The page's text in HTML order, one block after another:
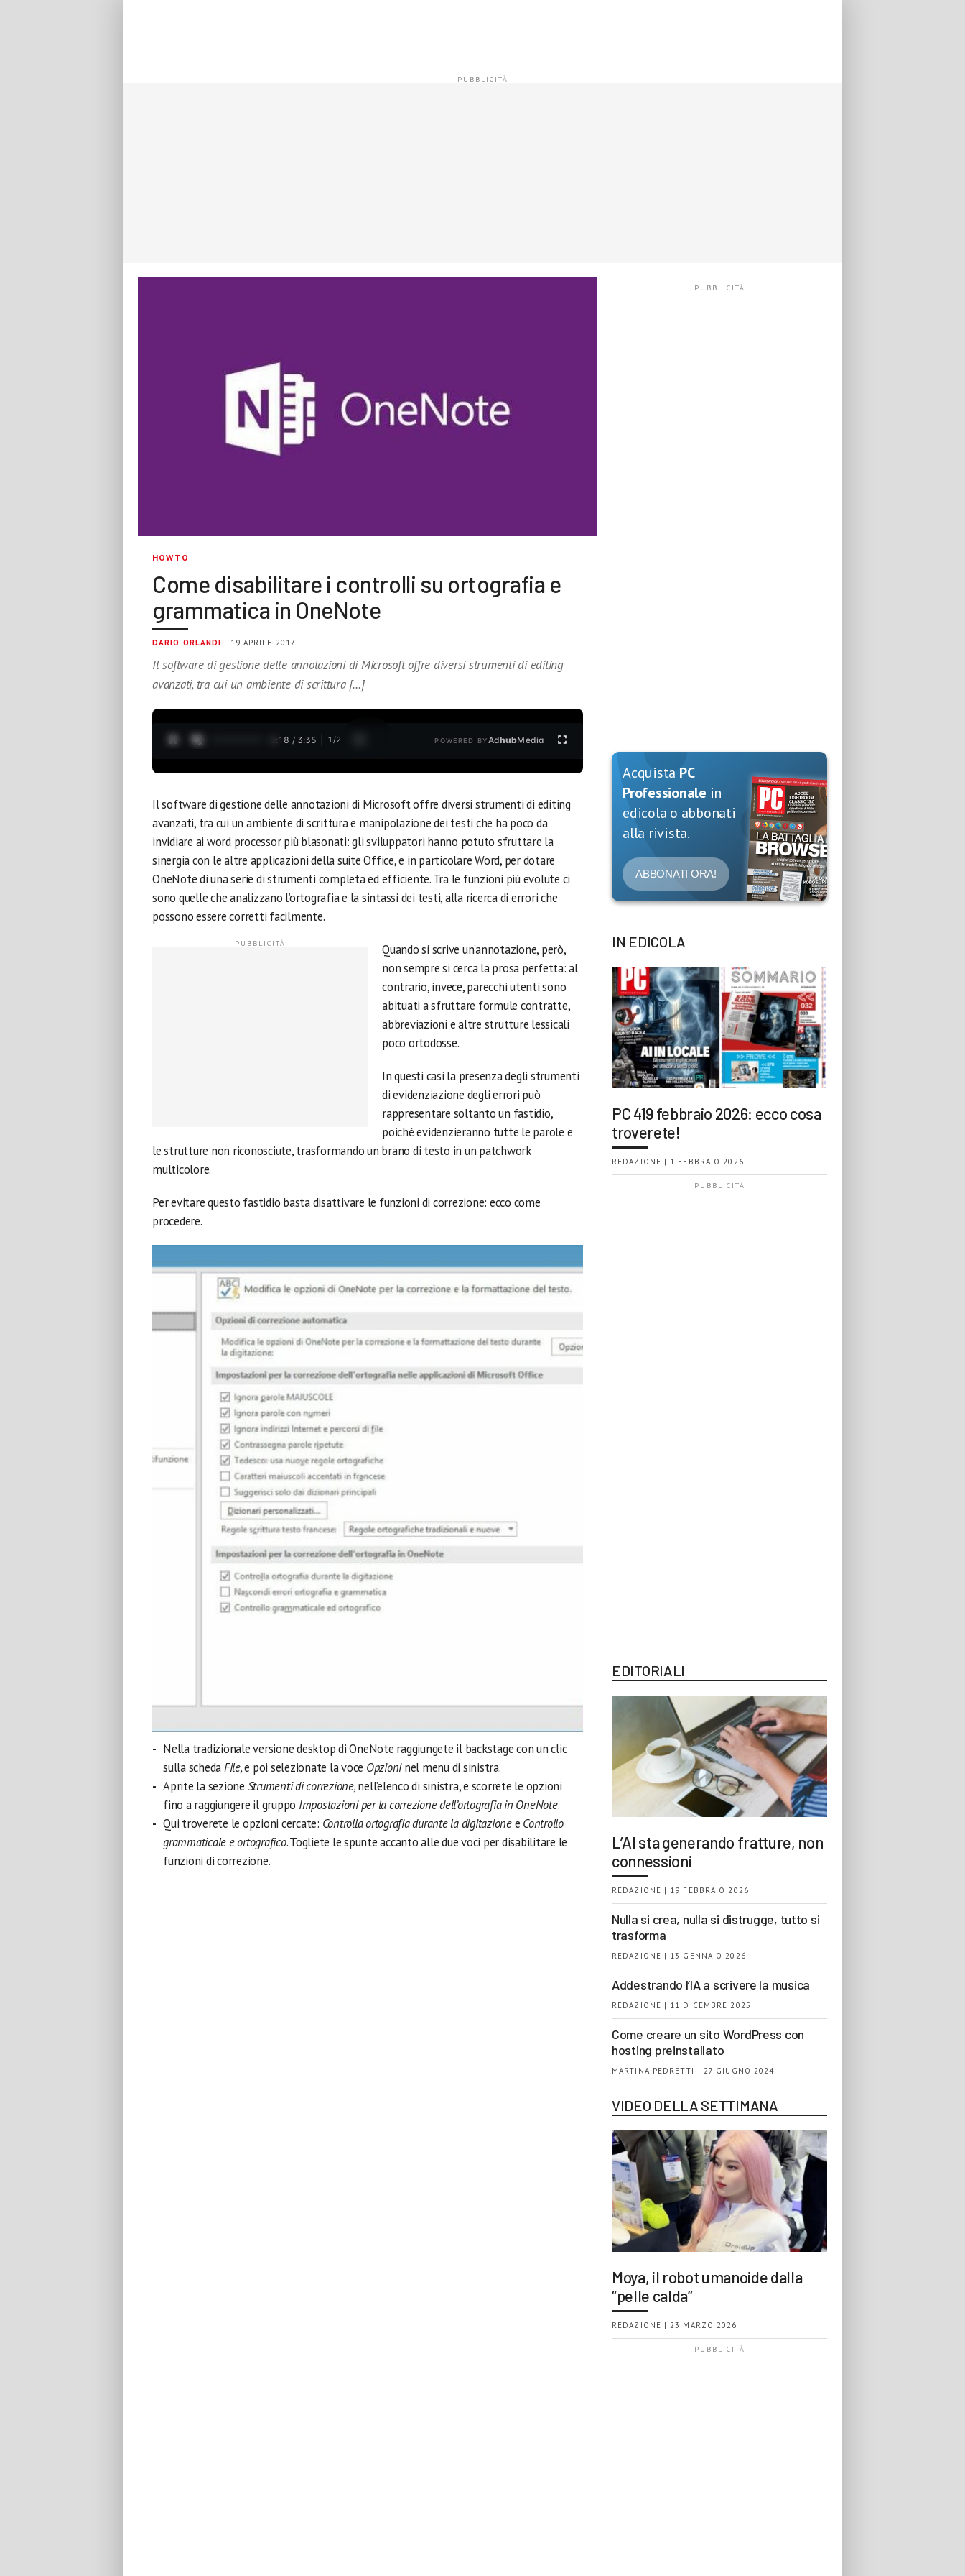
HOWTO
Come disabilitare i controlli su ortografia e
grammatica in OneNote
DARIO ORLANDI | 19 APRILE 2017
Il software di gestione delle annotazioni di Microsoft offre diversi strumenti di editing
avanzati, tra cui un ambiente di scrittura […]
0:19 / 3:35 1 /2 POWERED BYAdhubMedia
Il software di gestione delle annotazioni di Microsoft offre diversi strumenti di editing
avanzati, tra cui un ambiente di scrittura e manipolazione dei testi che ha poco da
invidiare ai word processor più blasonati: gli sviluppatori hanno potuto sfruttare la
sinergia con le altre applicazioni della suite Office, e in particolare Word, per dotare
OneNote di una serie di strumenti completa ed efficiente. Tra le funzioni più evolute ci
sono quelle che analizzano l’ortografia e la sintassi dei testi, alla ricerca di errori che
possono essere corretti facilmente.
Quando si scrive un’annotazione, però,
non sempre si cerca la prosa perfetta: al
contrario, invece, parecchi utenti sono
abituati a sfruttare formule contratte,
abbreviazioni e altre strutture lessicali
poco ortodosse.
In questi casi la presenza degli strumenti
di evidenziazione degli errori può
rappresentare soltanto un fastidio,
poiché evidenzieranno tutte le parole e
le strutture non riconosciute, trasformando un brano di testo in un patchwork
multicolore.
Per evitare questo fastidio basta disattivare le funzioni di correzione: ecco come
procedere.
Nella tradizionale versione desktop di OneNote raggiungete il backstage con un clic
sulla schedaFile,e poi selezionate la voce Opzioninel menu di sinistra.
Aprite la sezione Strumenti di correzione,nell’elenco di sinistra, e scorrete le opzioni
fino a raggiungere il gruppo Impostazioni per la correzione dell’ortografia in OneNote.
Qui troverete le opzioni cercate: Controlla ortografia durante la digitazionee Controllo
grammaticale e ortografico. Togliete le spunte accanto alle due voci per disabilitare le
funzioni di correzione.
Acquista PC
Professionale in
edicola o abbonati
alla rivista.
ABBONATI ORA!
IN EDICOLA
PC 419 febbraio 2026: ecco cosa
troverete!
REDAZIONE | 1 FEBBRAIO 2026
EDITORIALI
L’AI sta generando fratture, non
connessioni
REDAZIONE | 19 FEBBRAIO 2026
Nulla si crea, nulla si distrugge, tutto si
trasforma
REDAZIONE | 13 GENNAIO 2026
Addestrando l’IA a scrivere la musica
REDAZIONE | 11 DICEMBRE 2025
Come creare un sito WordPress con
hosting preinstallato
MARTINA PEDRETTI | 27 GIUGNO 2024
VIDEO DELLA SETTIMANA
Moya, il robot umanoide dalla
“pelle calda”
REDAZIONE | 23 MARZO 2026